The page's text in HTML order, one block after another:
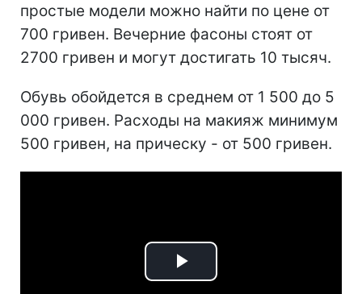
простые модели можно найти по цене от
700 гривен. Вечерние фасоны стоят от
2700 гривен и могут достигать 10 тысяч.
Обувь обойдется в среднем от 1 500 до 5
000 гривен. Расходы на макияж минимум
500 гривен, на прическу - от 500 гривен.
Play